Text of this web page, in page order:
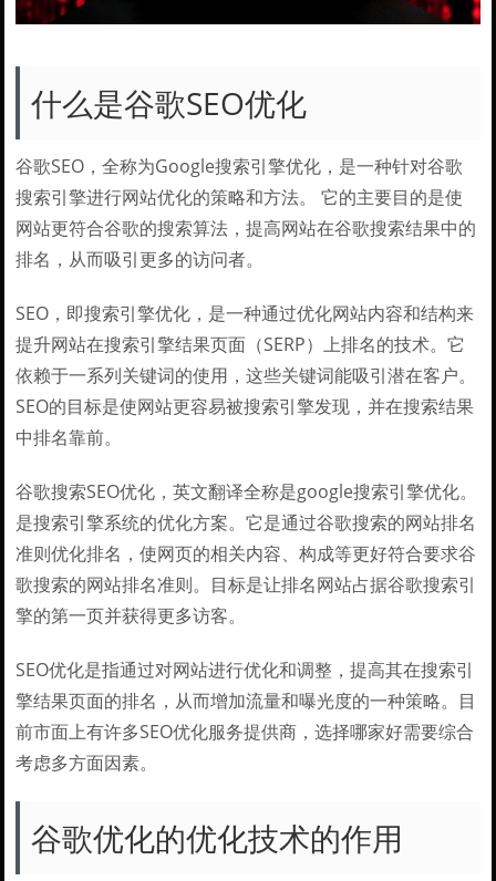
什么是谷歌SEO优化
谷歌SEO，全称为Google搜索引擎优化，是一种针对谷歌
搜索引擎进行网站优化的策略和方法。 它的主要目的是使
网站更符合谷歌的搜索算法，提高网站在谷歌搜索结果中的
排名，从而吸引更多的访问者。
SEO，即搜索引擎优化，是一种通过优化网站内容和结构来
提升网站在搜索引擎结果页面（SERP）上排名的技术。它
依赖于一系列关键词的使用，这些关键词能吸引潜在客户。
SEO的目标是使网站更容易被搜索引擎发现，并在搜索结果
中排名靠前。
谷歌搜索SEO优化，英文翻译全称是google搜索引擎优化。
是搜索引擎系统的优化方案。它是通过谷歌搜索的网站排名
准则优化排名，使网页的相关内容、构成等更好符合要求谷
歌搜索的网站排名准则。目标是让排名网站占据谷歌搜索引
擎的第一页并获得更多访客。
SEO优化是指通过对网站进行优化和调整，提高其在搜索引
擎结果页面的排名，从而增加流量和曝光度的一种策略。目
前市面上有许多SEO优化服务提供商，选择哪家好需要综合
考虑多方面因素。
谷歌优化的优化技术的作用